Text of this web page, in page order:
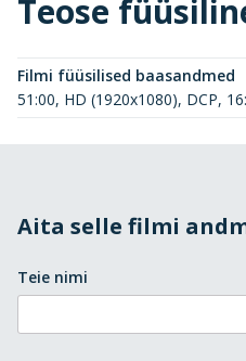
Teose
Filmi füüsilised baasandmed
51:00, HD (1920x1080), DCP,
Aita selle filmi
Teie nimi